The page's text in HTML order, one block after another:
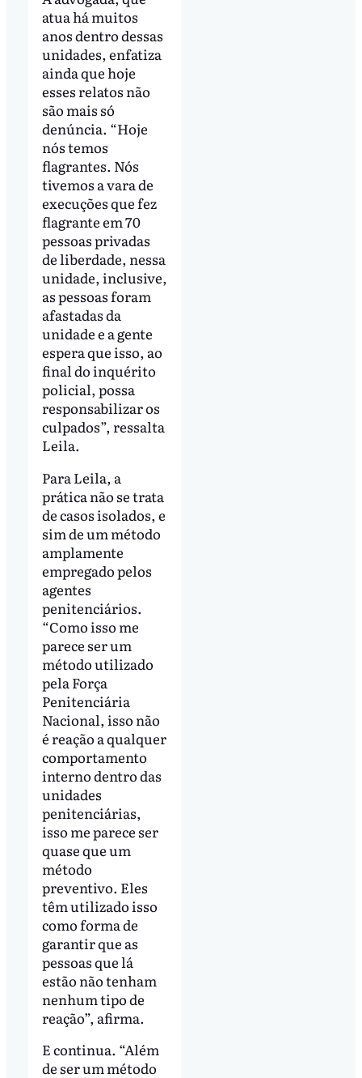
atua há muitos
anos dentro dessas
unidades, enfatiza
ainda que hoje
esses relatos não
são mais só
denúncia. “Hoje
nós temos
flagrantes. Nós
tivemos a vara de
execuções que fez
flagrante em 70
pessoas privadas
de liberdade, nessa
unidade, inclusive,
as pessoas foram
afastadas da
unidade e a gente
espera que isso, ao
final do inquérito
policial, possa
responsabilizar os
culpados”, ressalta
Leila.
Para Leila, a
prática não se trata
de casos isolados, e
sim de um método
amplamente
empregado pelos
agentes
penitenciários.
“Como isso me
parece ser um
método utilizado
pela Força
Penitenciária
Nacional, isso não
é reação a qualquer
comportamento
interno dentro das
unidades
penitenciárias,
isso me parece ser
quase que um
método
preventivo. Eles
têm utilizado isso
como forma de
garantir que as
pessoas que lá
estão não tenham
nenhum tipo de
reação”, afirma.
E continua. “Além
de ser um método